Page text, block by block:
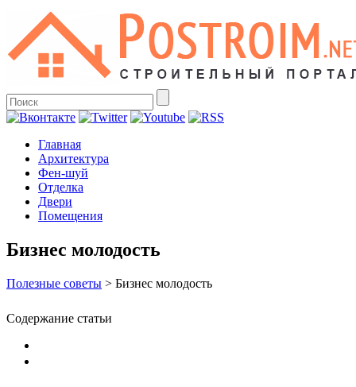
Главная
Архитектура
Фен-шуй
Отделка
Двери
Помещения
Бизнес молодость
Полезные советы > Бизнес молодость
Содержание статьи